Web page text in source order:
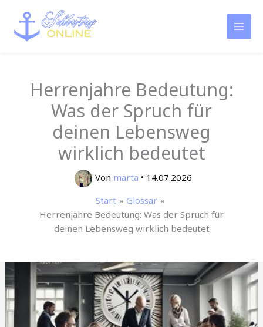
Inhalt
springen
Herrenjahre Bedeutung:
Was der Spruch für
deinen Lebensweg
wirklich bedeutet
Von marta • 14.07.2026
Start
Glossar
Herrenjahre Bedeutung: Was der Spruch für
deinen Lebensweg wirklich bedeutet